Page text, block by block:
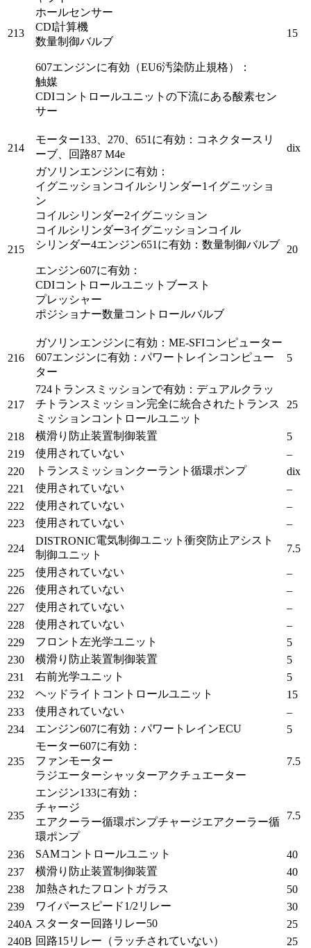
213
ホールセンサー
CDI計算機
数量制御バルブ
607エンジンに有効（EU6汚染防止規格）：
触媒
CDIコントロールユニットの下流にある酸素セン
サー
15
214
モーター133、270、651に有効：コネクタースリ
ーブ、回路87 M4e
dix
215
ガソリンエンジンに有効：
イグニッションコイルシリンダー1イグニッショ
ン
コイルシリンダー2イグニッション
コイルシリンダー3イグニッションコイル
シリンダー4エンジン651に有効：数量制御バルブ
エンジン607に有効：
CDIコントロールユニットブースト
プレッシャー
ポジショナー数量コントロールバルブ
20
216
ガソリンエンジンに有効：ME-SFIコンピューター
607エンジンに有効：パワートレインコンピュー
ター
5
217
724トランスミッションで有効：デュアルクラッ
チトランスミッション完全に統合されたトランス
ミッションコントロールユニット
25
218 横滑り防止装置制御装置
5
219
使用されていない
–
220
トランスミッションクーラント循環ポンプ
dix
221
使用されていない
–
222
使用されていない
–
223
使用されていない –
224
DISTRONIC電気制御ユニット 衝突防止アシスト
制御ユニット
7.5
225 使用されていない
–
226
使用されていない
–
227
使用されていない
–
228
使用されていない
–
229
フロント左光学ユニット
5
230
横滑り防止装置制御装置
5
231
右前光学ユニット
5
232
ヘッドライトコントロールユニット
15
233
使用されていない
–
234
エンジン607に有効：パワートレインECU 5
235
モーター607に有効：
ファンモーター
ラジエーターシャッターアクチュエーター
7.5
235
エンジン133に有効：
チャージ
エアクーラー循環ポンプチャージエアクーラー循
環ポンプ
7.5
236 SAMコントロールユニット
40
237
横滑り防止装置制御装置
40
238
加熱されたフロントガラス
50
239
ワイパースピード1/2リレー
30
240A スターター回路リレー50
25
240B 回路15リレー（ラッチされていない）
25